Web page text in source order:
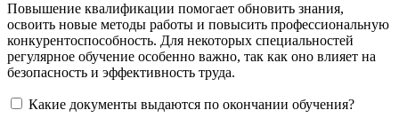
Повышение квалификации помогает обновить знания,
освоить новые методы работы и повысить профессиональную
конкурентоспособность. Для некоторых специальностей
регулярное обучение особенно важно, так как оно влияет на
безопасность и эффективность труда.
Какие документы выдаются по окончании обучения?